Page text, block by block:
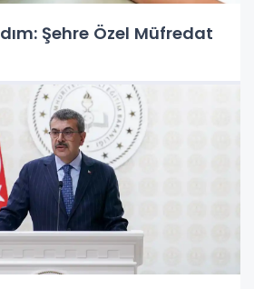
Şehre Özel Müfredat